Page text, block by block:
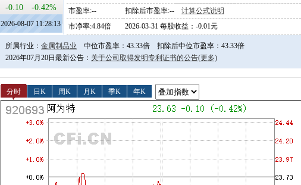
-0.10 -0.42%
2026-08-07 11:28:13
市盈率:--
扣除后市盈率:--
计算公式说明
市净率:4.84倍
2026-03-31 每股收益：-0.01元
所属行业： 金属制品业 中位市盈率：43.33倍
扣除后中位市盈率：43.33倍
2026年07月20日最新公告： 关于公司取得发明专利证书的公告(更多)
分时 日K 周K 月K 季K 年K